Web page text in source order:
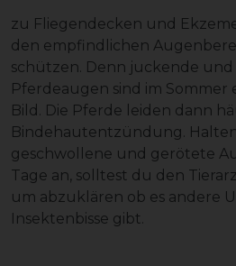
zu Fliegendecken und
den empfindlichen
schützen. Denn juckende
Pferdeaugen sind im Sommer
Bild. Die Pferde leiden dann
Bindehautentzündung.
geschwollene und gerötete
Tage an, solltest du den
um abzuklären ob es andere
Insektenbisse gibt.